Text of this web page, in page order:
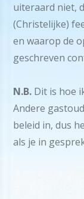
uiteraard niet,
(Christelijke)
en waarop de
geschreven
N.B. Dit is hoe
Andere
beleid in, dus
als je in